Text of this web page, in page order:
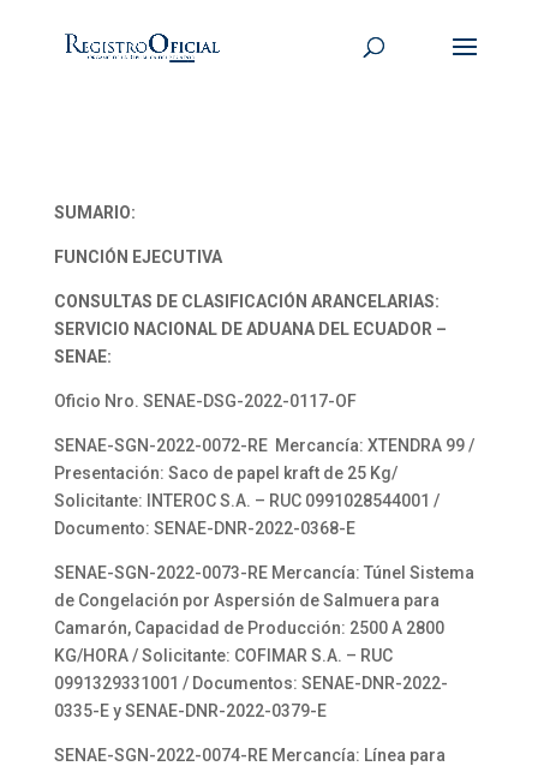
SUMARIO:
FUNCIÓN EJECUTIVA
CONSULTAS DE CLASIFICACIÓN ARANCELARIAS:
SERVICIO NACIONAL DE ADUANA DEL ECUADOR –
SENAE:
Oficio Nro. SENAE-DSG-2022-0117-OF
SENAE-SGN-2022-0072-RE Mercancía: XTENDRA 99 /
Presentación: Saco de papel kraft de 25 Kg/
Solicitante: INTEROC S.A. – RUC 0991028544001 /
Documento: SENAE-DNR-2022-0368-E
SENAE-SGN-2022-0073-RE Mercancía: Túnel Sistema
de Congelación por Aspersión de Salmuera para
Camarón, Capacidad de Producción: 2500 A 2800
KG/HORA / Solicitante: COFIMAR S.A. – RUC
0991329331001 / Documentos: SENAE-DNR-2022-
0335-E y SENAE-DNR-2022-0379-E
SENAE-SGN-2022-0074-RE Mercancía: Línea para